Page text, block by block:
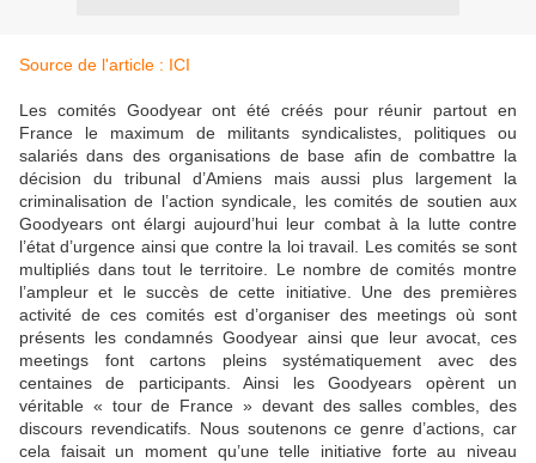
Source de l'article : ICI
Les comités Goodyear ont été créés pour réunir partout en
France le maximum de militants syndicalistes, politiques ou
salariés dans des organisations de base afin de combattre la
décision du tribunal d’Amiens mais aussi plus largement la
criminalisation de l’action syndicale, les comités de soutien aux
Goodyears ont élargi aujourd’hui leur combat à la lutte contre
l’état d’urgence ainsi que contre la loi travail. Les comités se sont
multipliés dans tout le territoire. Le nombre de comités montre
l’ampleur et le succès de cette initiative. Une des premières
activité de ces comités est d’organiser des meetings où sont
présents les condamnés Goodyear ainsi que leur avocat, ces
meetings font cartons pleins systématiquement avec des
centaines de participants. Ainsi les Goodyears opèrent un
véritable « tour de France » devant des salles combles, des
discours revendicatifs. Nous soutenons ce genre d’actions, car
cela faisait un moment qu’une telle initiative forte au niveau